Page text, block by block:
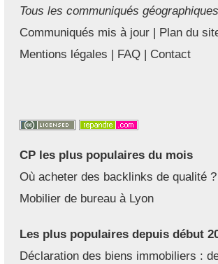
Tous les communiqués géographiques
Communiqués mis à jour | Plan du
Mentions légales | FAQ | Contact
CP les plus populaires du mois
Où acheter des backlinks de qualité ?
Mobilier de bureau à Lyon
Les plus populaires depuis début
Déclaration des biens immobiliers :